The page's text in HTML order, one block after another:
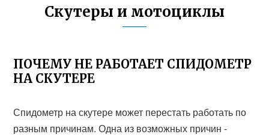
Скутеры и мотоциклы
ПОЧЕМУ НЕ РАБОТАЕТ СПИДОМЕТР
НА СКУТЕРЕ
Спидометр на скутере может перестать работать по
разным причинам. Одна из возможных причин -